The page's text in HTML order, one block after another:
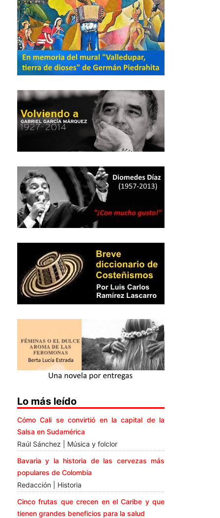
Lo más leído
Cómo Cali se convirtió en la capital de la
Salsa en Sudamérica
Raúl Sánchez | Música y folclor
Bavaria y la historia de las cervezas más
populares de Colombia
Redacción | Historia
Cinco frutas que crecen en el Caribe y que
tienen grandes beneficios para la salud